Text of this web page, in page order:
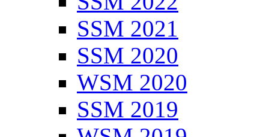
SSM 2021
SSM 2020
WSM 2020
SSM 2019